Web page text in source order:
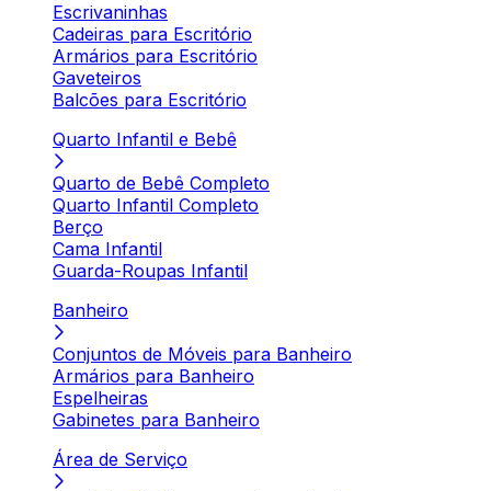
Escrivaninhas
Cadeiras para Escritório
Armários para Escritório
Gaveteiros
Balcões para Escritório
Quarto Infantil e Bebê
Quarto de Bebê Completo
Quarto Infantil Completo
Berço
Cama Infantil
Guarda-Roupas Infantil
Banheiro
Conjuntos de Móveis para Banheiro
Armários para Banheiro
Espelheiras
Gabinetes para Banheiro
Área de Serviço